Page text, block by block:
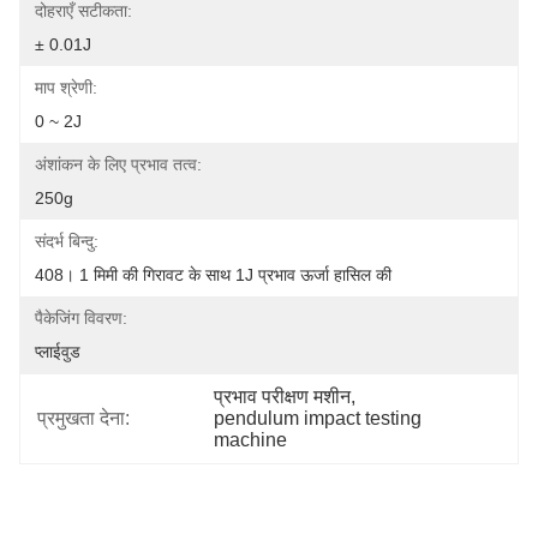
दोहराएँ सटीकता:
± 0.01J
माप श्रेणी:
0 ~ 2J
अंशांकन के लिए प्रभाव तत्व:
250g
संदर्भ बिन्दु:
408। 1 मिमी की गिरावट के साथ 1J प्रभाव ऊर्जा हासिल की
पैकेजिंग विवरण:
प्लाईवुड
प्रमुखता देना:
प्रभाव परीक्षण मशीन,
pendulum impact testing
machine